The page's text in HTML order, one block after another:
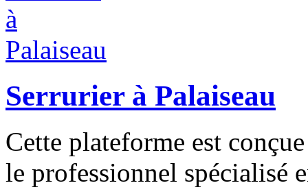
Serrurier à Palaiseau
Cette plateforme est
le professionnel spécialisé